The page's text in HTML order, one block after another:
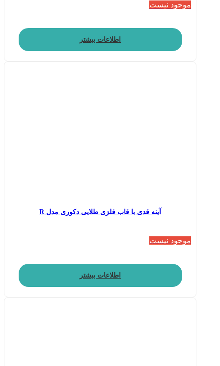
موجود نیست
اطلاعات بیشتر
آینه قدی با قاب فلزی طلایی دکوری مدل R
موجود نیست
اطلاعات بیشتر